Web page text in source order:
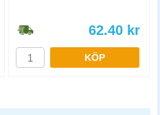
62.40 kr
KÖP